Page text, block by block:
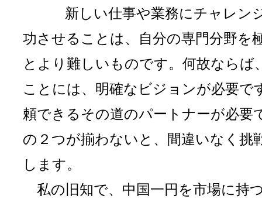
新しい仕事や業務にチャレン
功させることは、自分の専門分野を
とより難しいものです。何故ならば
ことには、明確なビジョンが必要で
頼できるその道のパートナーが必要
の２つが揃わないと、間違いなく挑
します。
私の旧知で、中国一円を市場に持